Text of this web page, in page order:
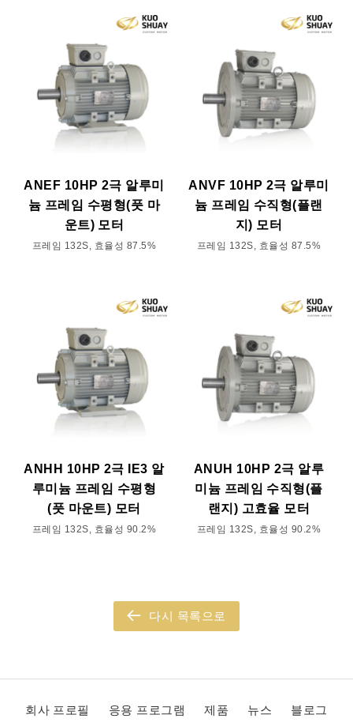
ANEF 10HP 2극 알루미
늄 프레임 수평형(풋 마
운트) 모터
프레임 132S, 효율성 87.5%
ANVF 10HP 2극 알루미
늄 프레임 수직형(플랜
지) 모터
프레임 132S, 효율성 87.5%
ANHH 10HP 2극 IE3 알
루미늄 프레임 수평형
(풋 마운트) 모터
프레임 132S, 효율성 90.2%
ANUH 10HP 2극 알루
미늄 프레임 수직형(플
랜지) 고효율 모터
프레임 132S, 효율성 90.2%
다시 목록으로
회사 프로필 응용 프로그램 제품 뉴스 블로그